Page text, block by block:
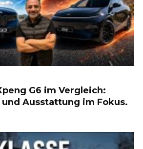
G6 im Vergleich:
Ausstattung im Fokus.